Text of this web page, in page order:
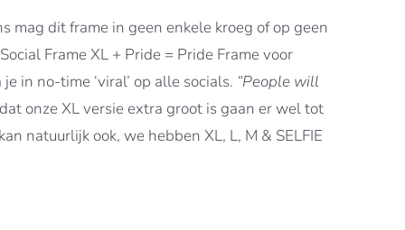
mag dit frame in geen enkele kroeg of op geen
Frame XL + Pride = Pride Frame voor
in no-time ‘viral’ op alle socials. “People will
onze XL versie extra groot is gaan er wel tot
natuurlijk ook, we hebben XL, L, M & SELFIE